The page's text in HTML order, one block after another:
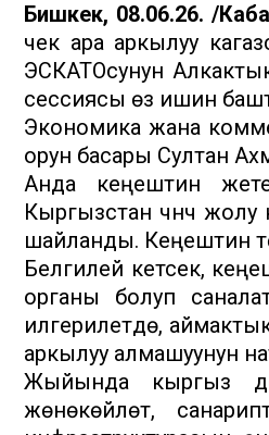
Бишкек, 08.06.26. /
чек ара аркылуу
ЭСКАТОсунун
сессиясы өз ишин
Экономика жана
орун басары Султан
Анда кеңештин
Кыргызстан үчүнчү
шайланды. Кеңештин
Белгилей кетсек,
органы болуп
илгерилетүүдө,
аркылуу алмашуунун
Жыйында кыргыз
жөнөкөйлөтүү,